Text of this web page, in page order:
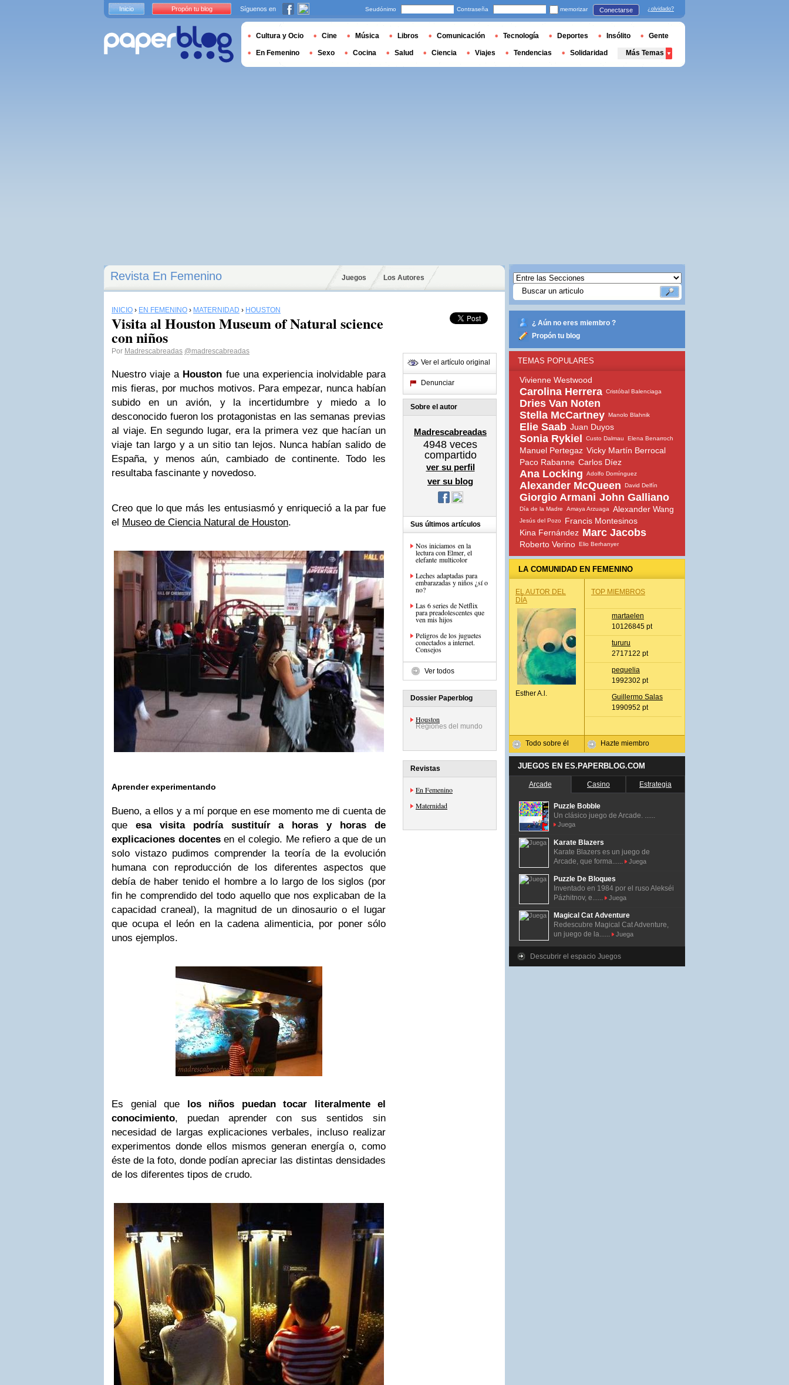
Revista En Femenino Juegos Los Autores
INICIO › EN FEMENINO › MATERNIDAD › HOUSTON
Visita al Houston Museum of Natural science
con niños
Por Madrescabreadas @madrescabreadas
Nuestro viaje a Houston fue una experiencia inolvidable para
mis fieras, por muchos motivos. Para empezar, nunca habían
subido en un avión, y la incertidumbre y miedo a lo
desconocido fueron los protagonistas en las semanas previas
al viaje. En segundo lugar, era la primera vez que hacían un
viaje tan largo y a un sitio tan lejos. Nunca habían salido de
España, y menos aún, cambiado de continente. Todo les
resultaba fascinante y novedoso.
Creo que lo que más les entusiasmó y enriqueció a la par fue
el Museo de Ciencia Natural de Houston.
Aprender experimentando
Bueno, a ellos y a mí porque en ese momento me di cuenta de
que esa visita podría sustituír a horas y horas de
explicaciones docentesen el colegio. Me refiero a que de un
solo vistazo pudimos comprender la teoría de la evolución
humana con reproducción de los diferentes aspectos que
debía de haber tenido el hombre a lo largo de los siglos (por
fin he comprendido del todo aquello que nos explicaban de la
capacidad craneal), la magnitud de un dinosaurio o el lugar
que ocupa el león en la cadena alimenticia, por poner sólo
unos ejemplos.
Es genial que los niños puedan tocar literalmente el
conocimiento, puedan aprender con sus sentidos sin
necesidad de largas explicaciones verbales, incluso realizar
experimentos donde ellos mismos generan energía o, como
éste de la foto, donde podían apreciar las distintas densidades
de los diferentes tipos de crudo.
Ver el artículo original
Denunciar
Sobre el autor
Madrescabreadas
4948 veces
compartido
ver su perfil
ver su blog
Sus últimos artículos
Nos iniciamos en la
lectura con Elmer, el
elefante multicolor
Leches adaptadas para
embarazadas y niños ¿sí o
no?
Las 6 series de Netflix
para preadolescentes que
ven mis hijos
Peligros de los juguetes
conectados a internet.
Consejos
Ver todos
Dossier Paperblog
Houston
Regiones del mundo
Revistas
En Femenino
Maternidad
¿ Aún no eres miembro ?
Propón tu blog
TEMAS POPULARES
Vivienne Westwood
Carolina Herrera Cristóbal Balenciaga
Dries Van Noten
Stella McCartney Manolo Blahnik
Elie Saab Juan Duyos
Sonia Rykiel Custo Dalmau Elena Benarroch
Manuel Pertegaz Vicky Martín Berrocal
Paco Rabanne Carlos Díez
Ana Locking Adolfo Domínguez
Alexander McQueen David Delfín
Giorgio Armani John Galliano
Día de la Madre Amaya Arzuaga Alexander Wang
Jesús del Pozo
Francis Montesinos
Kina Fernández Marc Jacobs
Roberto Verino Elio Berhanyer
LA COMUNIDAD EN FEMENINO
EL AUTOR DEL
DÍA
Esther A.l.
Todo sobre él
TOP MIEMBROS
martaelen
10126845 pt
tururu
2717122 pt
pequelia
1992302 pt
Guillermo Salas
1990952 pt
Hazte miembro
JUEGOS EN ES.PAPERBLOG.COM
Arcade Casino Estrategia
Puzzle Bobble
Un clásico juego de Arcade. ......
Juega
Karate Blazers
Karate Blazers es un juego de
Arcade, que forma......
Juega
Puzzle De Bloques
Inventado en 1984 por el ruso Alekséi
Pázhitnov, e......
Juega
Magical Cat Adventure
Redescubre Magical Cat Adventure,
un juego de la......
Juega
Descubrir el espacio Juegos
Inicio Propón tu blog Síguenos en Seudónimo Contraseña memorizar Conectarse ¿olvidado?
Cultura y Ocio Cine Música Libros Comunicación Tecnología Deportes Insólito Gente
En Femenino Sexo Cocina Salud Ciencia Viajes Tendencias Solidaridad Más Temas